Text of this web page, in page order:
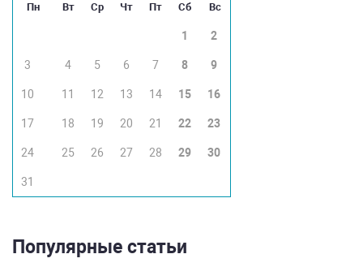
Пн Вт Ср Чт Пт Сб Вс
1 2
3 4 5 6 7 8 9
10 11 12 13 14 15 16
17 18 19 20 21 22 23
24 25 26 27 28 29 30
31
Популярные статьи